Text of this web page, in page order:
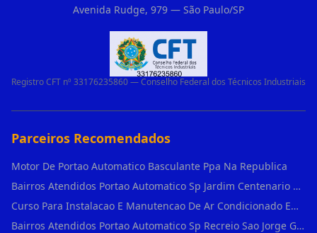
Avenida Rudge, 979 — São Paulo/SP
Registro CFT nº 33176235860 — Conselho Federal dos Técnicos Industriais
Parceiros Recomendados
Motor De Portao Automatico Basculante Ppa Na Republica
Bairros Atendidos Portao Automatico Sp Jardim Centenario Guarulhos Sp Motor Para Portao Automatico Eletronico
Curso Para Instalacao E Manutencao De Ar Condicionado Em Sao Paulo
Bairros Atendidos Portao Automatico Sp Recreio Sao Jorge Guarulhos Sp Motor Para Portao Automatico Eletronico